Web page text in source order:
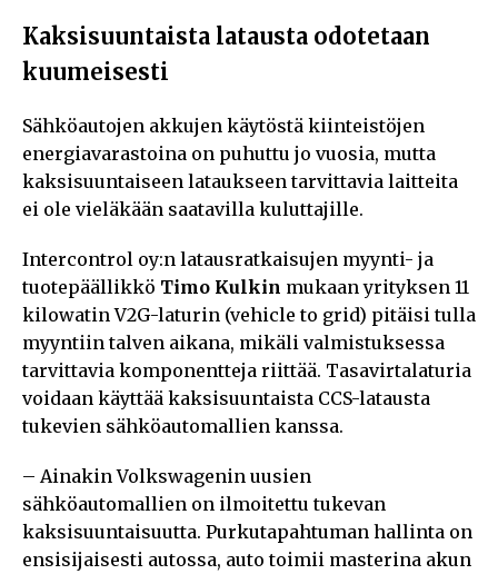
Kaksisuuntaista latausta odotetaan
kuumeisesti
Sähköautojen akkujen käytöstä kiinteistöjen
energiavarastoina on puhuttu jo vuosia, mutta
kaksisuuntaiseen lataukseen tarvittavia laitteita
ei ole vieläkään saatavilla kuluttajille.
Intercontrol oy:n latausratkaisujen myynti- ja
tuotepäällikkö Timo Kulkin mukaan yrityksen 11
kilowatin V2G-laturin (vehicle to grid) pitäisi tulla
myyntiin talven aikana, mikäli valmistuksessa
tarvittavia komponentteja riittää. Tasavirtalaturia
voidaan käyttää kaksisuuntaista CCS-latausta
tukevien sähköautomallien kanssa.
– Ainakin Volkswagenin uusien
sähköautomallien on ilmoitettu tukevan
kaksisuuntaisuutta. Purkutapahtuman hallinta on
ensisijaisesti autossa, auto toimii masterina akun